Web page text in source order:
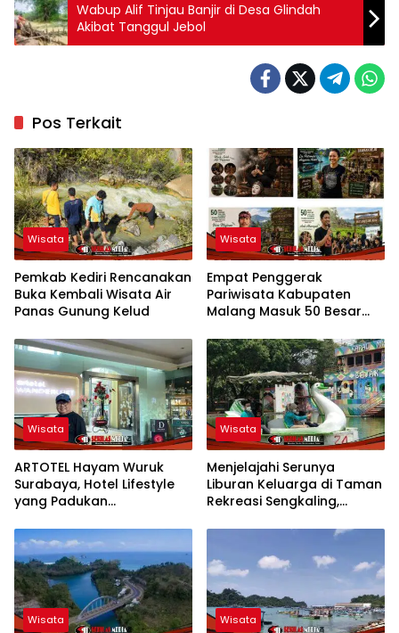
Wabup Alif Tinjau Banjir di Desa Glindah
Akibat Tanggul Jebol
Pos Terkait
Wisata
Pemkab Kediri Rencanakan
Buka Kembali Wisata Air
Panas Gunung Kelud
Wisata
Empat Penggerak
Pariwisata Kabupaten
Malang Masuk 50 Besar
Wisata
ARTOTEL Hayam Wuruk
Surabaya, Hotel Lifestyle
yang Padukan
Lokasi Strategis
Wisata
Menjelajahi Serunya
Liburan Keluarga di Taman
Rekreasi Sengkaling,
Tak Pernah Kehilangan
Wisata Wisata